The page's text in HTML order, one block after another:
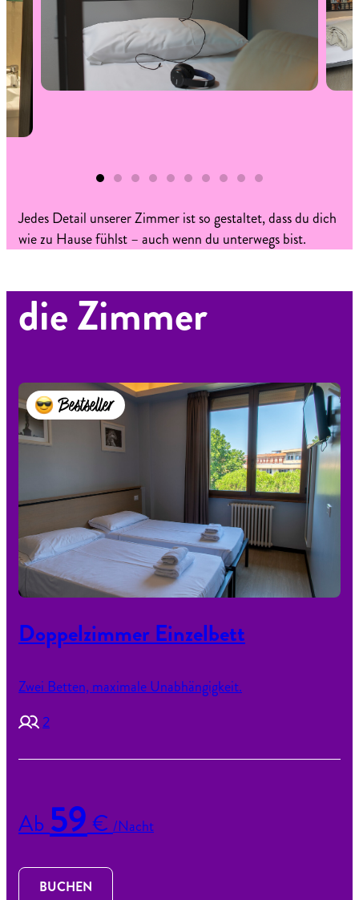
Jedes Detail unserer Zimmer ist so gestaltet, dass du dich
wie zu Hause fühlst – auch wenn du unterwegs bist.
die Zimmer
Bestseller
Doppelzimmer Einzelbett
Zwei Betten, maximale Unabhängigkeit.
2
Ab59€/Nacht
BUCHEN